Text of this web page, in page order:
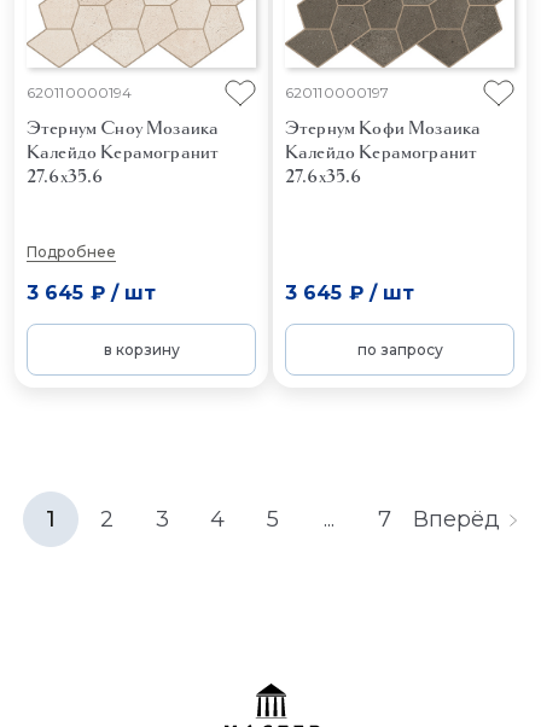
620110000194
Этернум Сноу Мозаика
Калейдо Керамогранит
27.6x35.6
Подробнее
3 645 ₽/ шт
в корзину
620110000197
Этернум Кофи Мозаика
Калейдо Керамогранит
27.6x35.6
3 645 ₽/ шт
по запросу
1 2 3 4 5 ... 7 Вперёд